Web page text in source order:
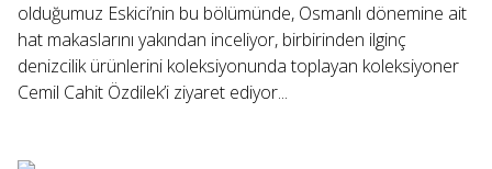
olduğumuz Eskici’nin bu bölümünde, Osmanlı dönemine ait
hat makaslarını yakından inceliyor, birbirinden ilginç
denizcilik ürünlerini koleksiyonunda toplayan koleksiyoner
Cemil Cahit Özdilek’i ziyaret ediyor...